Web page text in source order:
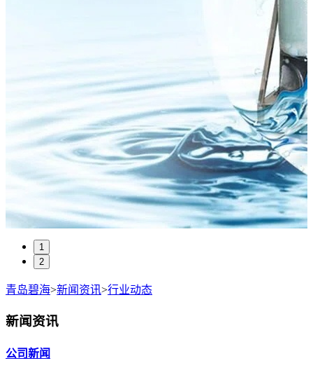
1
2
青岛碧海>新闻资讯>行业动态
新闻资讯
公司新闻